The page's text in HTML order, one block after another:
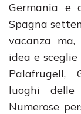
Germania e
Spagna
vacanza
idea e
Palafrugell,
luoghi delle
Numerose